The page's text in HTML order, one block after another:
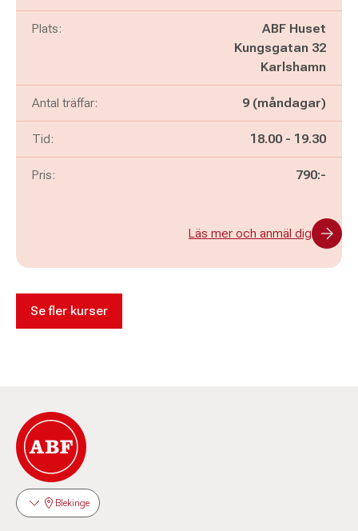
Plats:
ABF Huset
Kungsgatan 32
Karlshamn
Antal träffar: 9 (måndagar)
Tid: Pågår mellan
18.00 - och
19.30
Pris: 790:-
Läs mer och anmäl dig
Se fler kurser
Blekinge